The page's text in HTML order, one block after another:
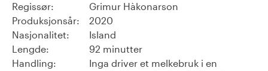
Regissør:
Grimur Hàkonarson
Produksjonsår:
2020
Nasjonalitet:
Island
Lengde:
92 minutter
Handling:
Inga driver et melkebruk i en